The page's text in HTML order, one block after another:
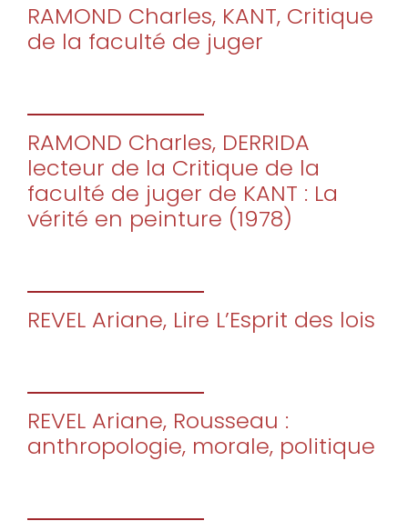
RAMOND Charles, KANT, Critique
de la faculté de juger
RAMOND Charles, DERRIDA
lecteur de la Critique de la
faculté de juger de KANT : La
vérité en peinture (1978)
REVEL Ariane, Lire L’Esprit des lois
REVEL Ariane, Rousseau :
anthropologie, morale, politique